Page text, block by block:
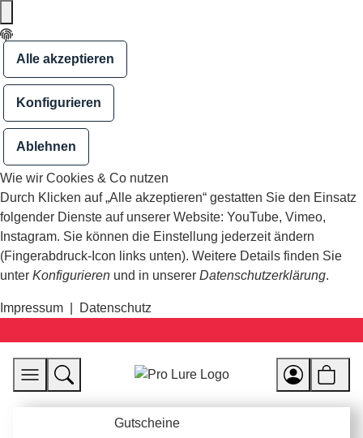
Alle akzeptieren
Konfigurieren
Ablehnen
Wie wir Cookies & Co nutzen
Durch Klicken auf „Alle akzeptieren“ gestatten Sie den Einsatz
folgender Dienste auf unserer Website: YouTube, Vimeo,
Instagram. Sie können die Einstellung jederzeit ändern
(Fingerabdruck-Icon links unten). Weitere Details finden Sie
unter Konfigurieren und in unserer Datenschutzerklärung.
Impressum Datenschutz
Gutscheine